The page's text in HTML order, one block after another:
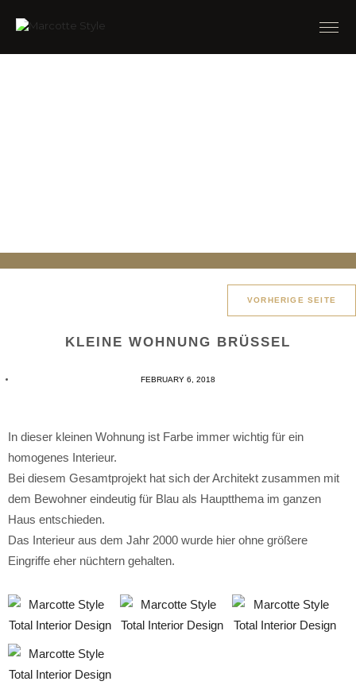
VORHERIGE SEITE
KLEINE WOHNUNG BRÜSSEL
FEBRUARY 6, 2018
In dieser kleinen Wohnung ist Farbe immer wichtig für ein
homogenes Interieur.
Bei diesem Gesamtprojekt hat sich der Architekt zusammen mit
dem Bewohner eindeutig für Blau als Hauptthema im ganzen
Haus entschieden.
Das Interieur aus dem Jahr 2000 wurde hier ohne größere
Eingriffe eher nüchtern gehalten.